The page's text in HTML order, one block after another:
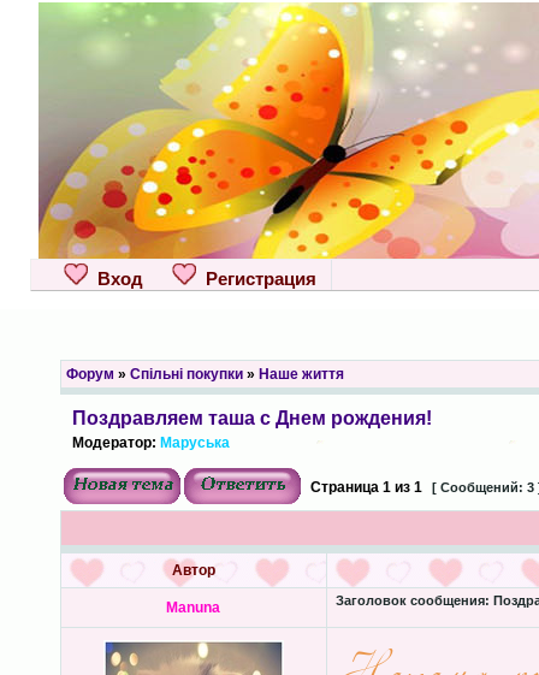
Вход Регистрация
Форум » Спільні покупки» Наше життя
Поздравляем таша с Днем рождения!
Модератор: Маруська
Страница 1из 1 [ Сообщений: 3
Автор
Manuna Заголовок сообщения: